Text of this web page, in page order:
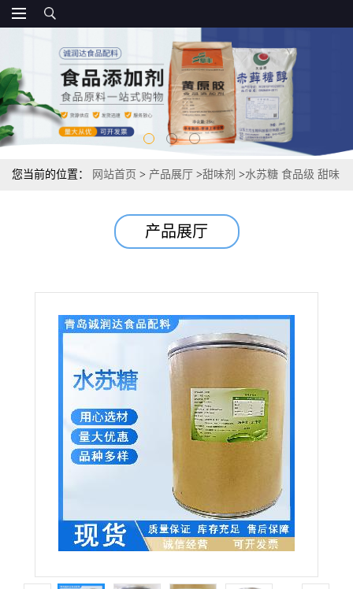
您当前的位置： 网站首页 > 产品展厅 >甜味剂 >水苏糖 食品级 甜味
产品展厅